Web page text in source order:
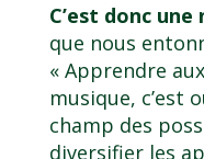
C’est donc
que nous
« Apprendre
musique, c’est
champ des
diversifier les